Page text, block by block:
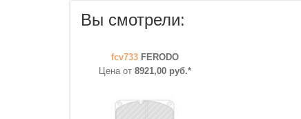
Вы смотрели:
fcv733 FERODO
Цена от 8921,00 руб.*